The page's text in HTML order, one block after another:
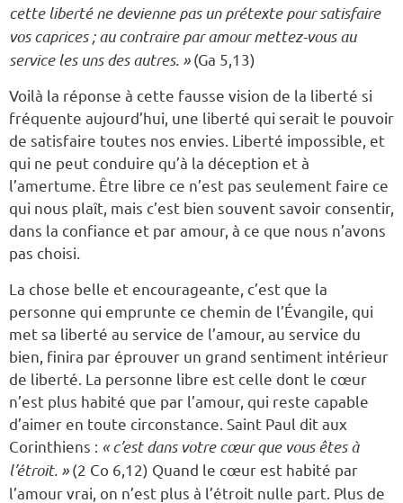
cette liberté ne devienne pas un prétexte pour satisfaire
vos caprices ; au contraire par amour mettez-vous au
service les uns des autres. »(Ga 5,13)
Voilà la réponse à cette fausse vision de la liberté si
fréquente aujourd’hui, une liberté qui serait le pouvoir
de satisfaire toutes nos envies. Liberté impossible, et
qui ne peut conduire qu’à la déception et à
l’amertume. Être libre ce n’est pas seulement faire ce
qui nous plaît, mais c’est bien souvent savoir consentir,
dans la confiance et par amour, à ce que nous n’avons
pas choisi.
La chose belle et encourageante, c’est que la
personne qui emprunte ce chemin de l’Évangile, qui
met sa liberté au service de l’amour, au service du
bien, finira par éprouver un grand sentiment intérieur
de liberté. La personne libre est celle dont le cœur
n’est plus habité que par l’amour, qui reste capable
d’aimer en toute circonstance. Saint Paul dit aux
Corinthiens : « c’est dans votre cœur que vous êtes à
l’étroit. »(2 Co 6,12) Quand le cœur est habité par
l’amour vrai, on n’est plus à l’étroit nulle part. Plus de